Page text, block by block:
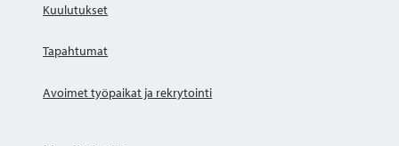
Kuulutukset
Tapahtumat
Avoimet työpaikat ja rekrytointi